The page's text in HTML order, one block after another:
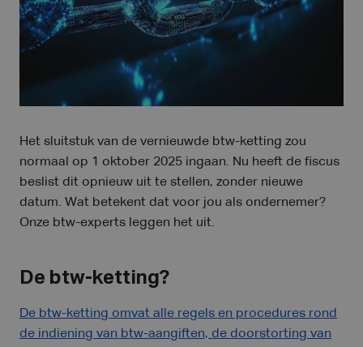
Het sluitstuk van de vernieuwde btw-ketting zou
normaal op 1 oktober 2025 ingaan. Nu heeft de fiscus
beslist dit opnieuw uit te stellen, zonder nieuwe
datum. Wat betekent dat voor jou als ondernemer?
Onze btw-experts leggen het uit.
De btw-ketting?
De btw-ketting omvat alle regels en procedures rond
de indiening van btw-aangiften, de doorstorting van